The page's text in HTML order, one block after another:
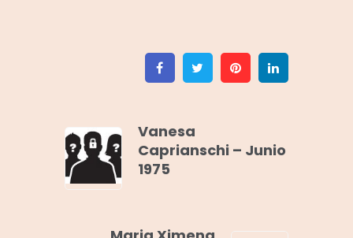
FacebookTwitter Pinterest
Vanesa
Caprianschi – Junio
1975